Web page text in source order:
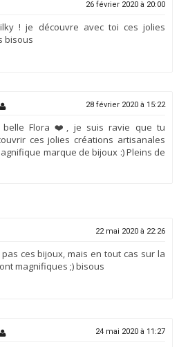
26 février 2020 à 20:00
! je découvre avec toi ces jolies
bisous
28 février 2020 à 15:22
belle Flora ❤️, je suis ravie que tu
ces jolies créations artisanales
marque de bijoux :) Pleins de
22 mai 2020 à 22:26
ces bijoux, mais en tout cas sur la
magnifiques ;) bisous
24 mai 2020 à 11:27